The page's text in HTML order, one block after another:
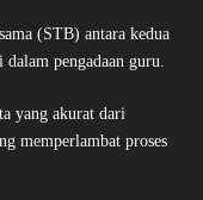
(STB) antara kedua
pengadaan guru.
yang akurat dari
memperlambat proses